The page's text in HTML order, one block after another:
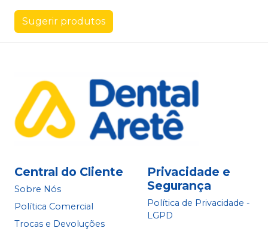
Sugerir produtos
Central do Cliente
Sobre Nós
Política Comercial
Trocas e Devoluções
Privacidade e
Segurança
Política de Privacidade -
LGPD